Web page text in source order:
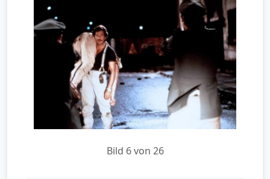
Bild 6 von 26